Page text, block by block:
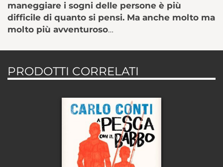
maneggiare i sogni delle persone è più
difficile di quanto si pensi. Ma anche molto ma
molto più avventuroso…
PRODOTTI CORRELATI